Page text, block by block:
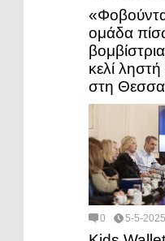
ομάδα
κελί
στη
0 5-5-2025